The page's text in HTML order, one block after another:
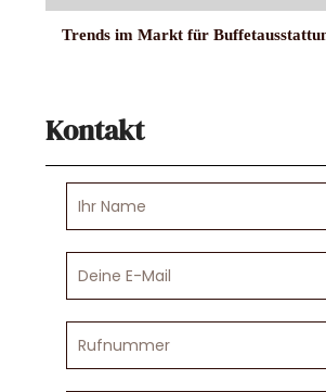
Trends im Markt für
Kontakt
Name
E-